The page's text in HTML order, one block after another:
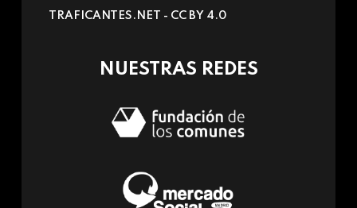
e-
TRAFICANTES.NET - CC BY 4.0
NUESTRAS REDES